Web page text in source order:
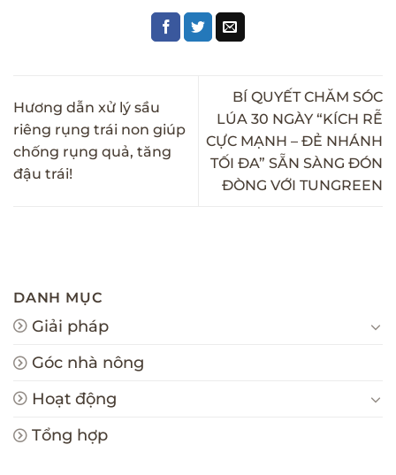
Hương dẫn xử lý sầu
riêng rụng trái non giúp
chống rụng quả, tăng
đậu trái!
BÍ QUYẾT CHĂM SÓC
LÚA 30 NGÀY “KÍCH RỄ
CỰC MẠNH – ĐẺ NHÁNH
TỐI ĐA” SẴN SÀNG ĐÓN
ĐÒNG VỚI TUNGREEN
DANH MỤC
Giải pháp
Góc nhà nông
Hoạt động
Tổng hợp